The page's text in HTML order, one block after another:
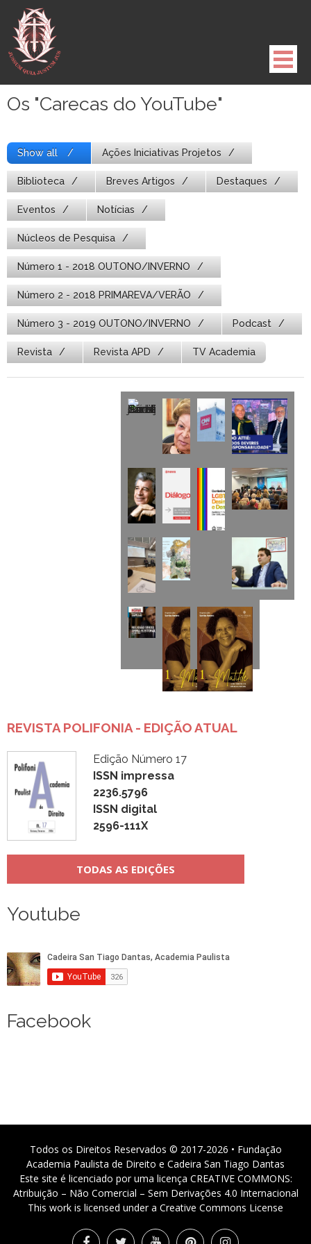
para
conteúdo
Os "Carecas do YouTube"
Show all Ações Iniciativas Projetos
Biblioteca Breves Artigos Destaques
Eventos Notícias
Núcleos de Pesquisa
Número 1 - 2018 OUTONO/INVERNO
Número 2 - 2018 PRIMAREVA/VERÃO
Número 3 - 2019 OUTONO/INVERNO Podcast
Revista Revista APD TV Academia
REVISTA POLIFONIA - EDIÇÃO ATUAL
Edição Número 17
ISSN impressa
2236.5796
ISSN digital
2596-111X
TODAS AS EDIÇÕES
Youtube
Facebook
Todos os Direitos Reservados © 2017-2026 • Fundação
Academia Paulista de Direito e Cadeira San Tiago Dantas
Este site é licenciado por uma licença CREATIVE COMMONS:
Atribuição – Não Comercial – Sem Derivações 4.0 Internacional
This work is licensed under a Creative Commons License